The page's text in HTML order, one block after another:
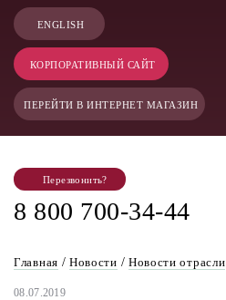
ENGLISH
КОРПОРАТИВНЫЙ САЙТ
ПЕРЕЙТИ В ИНТЕРНЕТ МАГАЗИН
Перезвонить?
8 800 700-34-44
Главная / Новости / Новости отрасли
08.07.2019